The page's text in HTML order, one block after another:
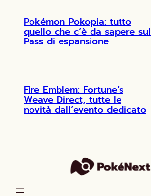
Pokémon Pokopia: tutto
quello che c’è da sapere sul
Pass di espansione
Fire Emblem: Fortune’s
Weave Direct, tutte le
novità dall’evento dedicato